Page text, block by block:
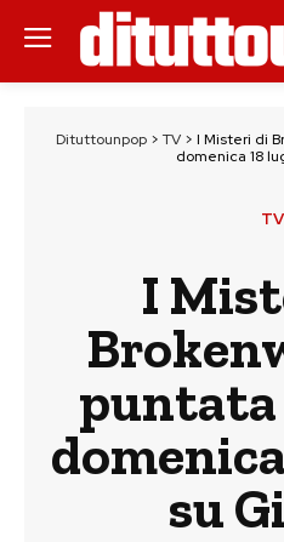
Dituttounpop > TV > I Misteri di
domenica 18
TV
I
puntata
su